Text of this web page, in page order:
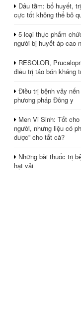
Dâu tằm: bổ huyết,
cực tốt không thể bỏ
5 loại thực phẩm
người bị huyết áp cao
RESOLOR,
điều trị táo bón kháng
Điều trị bệnh vảy nến
phương pháp Đông y
Men Vi Sinh: Tốt
người, nhưng liệu có
dược” cho tất cả?
Những bài thuốc trị
hạt vải